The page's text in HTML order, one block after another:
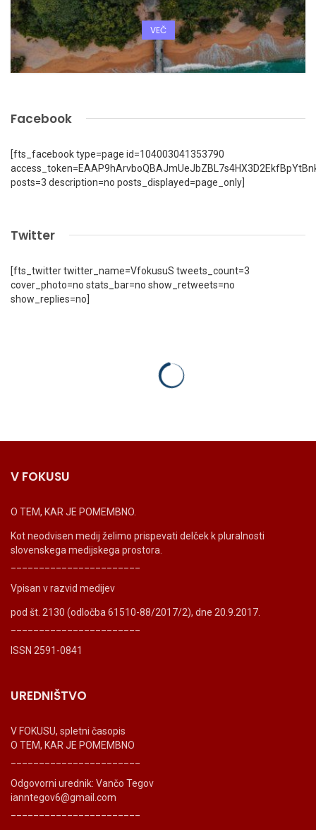
VEČ
Facebook
[fts_facebook type=page id=104003041353790
posts=3 description=no posts_displayed=page_only]
Twitter
[fts_twitter twitter_name=VfokusuS tweets_count=3
cover_photo=no stats_bar=no show_retweets=no
show_replies=no]
V FOKUSU
O TEM, KAR JE POMEMBNO.
Kot neodvisen medij želimo prispevati delček k pluralnosti
slovenskega medijskega prostora.
Vpisan v razvid medijev
pod št. 2130 (odločba 61510-88/2017/2), dne 20.9.2017.
ISSN 2591-0841
UREDNIŠTVO
V FOKUSU, spletni časopis
O TEM, KAR JE POMEMBNO
Odgovorni urednik: Vančo Tegov
ianntegov6@gmail.com